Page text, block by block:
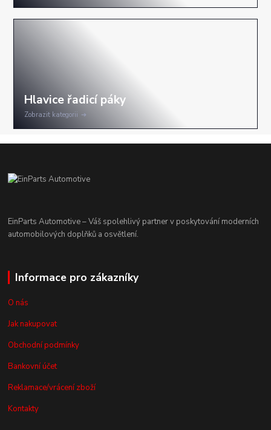
Zobrazit kategorii
EinParts Automotive – Váš spolehlivý partner v poskytování moderních
automobilových doplňků a osvětlení.
Informace pro zákazníky
O nás
Jak nakupovat
Obchodní podmínky
Bankovní účet
Reklamace/vrácení zboží
Kontakty